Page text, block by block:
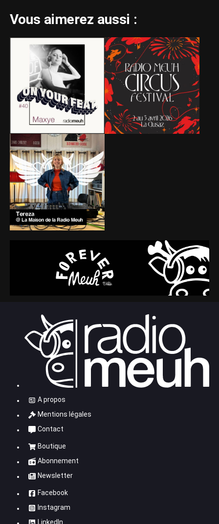
Vous aimerez aussi :
A propos
Mentions légales
Contact
Boutique
Abonnement
Newsletter
Facebook
Instagram
LinkedIn